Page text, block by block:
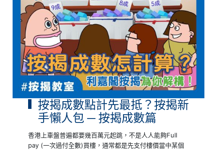
按揭成數點計先最抵？按揭新
手懶人包 ─ 按揭成數篇
香港上車盤普遍都要幾百萬元起跳，不是人人能夠Full
pay (一次過付全數)買樓，通常都是先支付樓價當中某個